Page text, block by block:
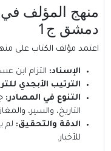
منهج المؤلف
دمشق ج1
اعتمد مؤلف الكتاب على
الإسناد: التزام ابن
الترتيب الأبجدي
التنوع في المصادر:
التاريخ، والسير،
الدقة والتحقيق: لم
للأخبار.